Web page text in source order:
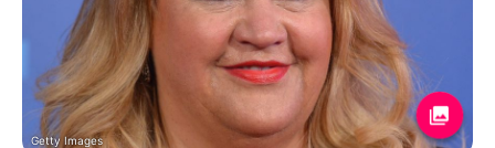
Getty Images